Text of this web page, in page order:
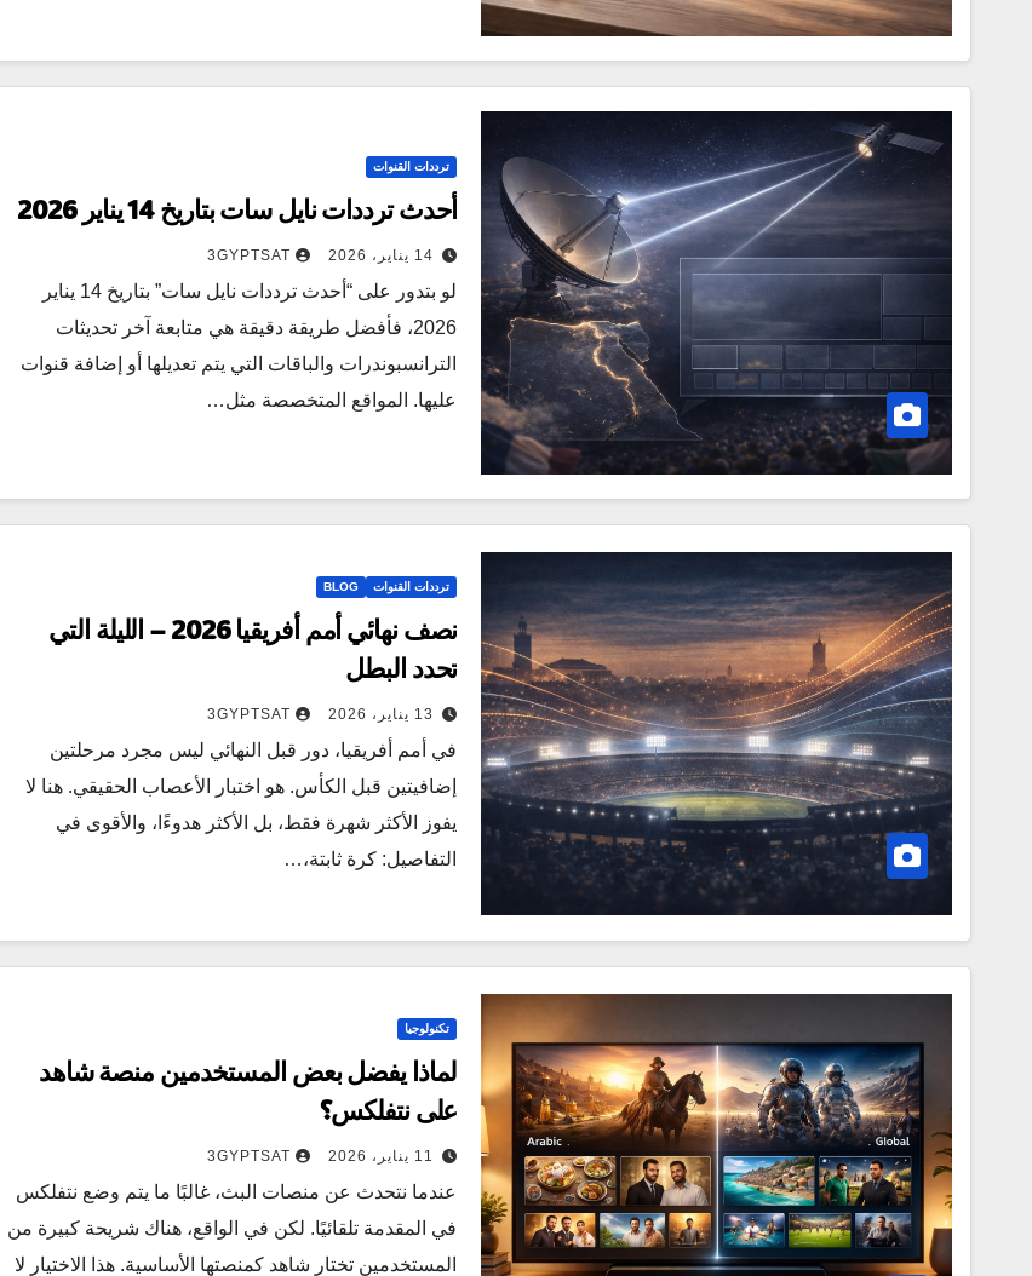
ترددات القنوات
أحدث ترددات نايل سات بتاريخ 14 يناير 2026
14 يناير، 2026 3GYPTSAT
لو بتدور على “أحدث ترددات نايل سات” بتاريخ 14 يناير
2026، فأفضل طريقة دقيقة هي متابعة آخر تحديثات
الترانسبوندرات والباقات التي يتم تعديلها أو إضافة قنوات
عليها. المواقع المتخصصة مثل…
ترددات القنوات BLOG
نصف نهائي أمم أفريقيا 2026 – الليلة التي
تحدد البطل
13 يناير، 2026 3GYPTSAT
في أمم أفريقيا، دور قبل النهائي ليس مجرد مرحلتين
إضافيتين قبل الكأس. هو اختبار الأعصاب الحقيقي. هنا لا
يفوز الأكثر شهرة فقط، بل الأكثر هدوءًا، والأقوى في
التفاصيل: كرة ثابتة،…
تكنولوجيا
لماذا يفضل بعض المستخدمين منصة شاهد
على نتفلكس؟
11 يناير، 2026 3GYPTSAT
عندما نتحدث عن منصات البث، غالبًا ما يتم وضع نتفلكس
في المقدمة تلقائيًا. لكن في الواقع، هناك شريحة كبيرة من
المستخدمين تختار شاهد كمنصتها الأساسية. هذا الاختيار لا